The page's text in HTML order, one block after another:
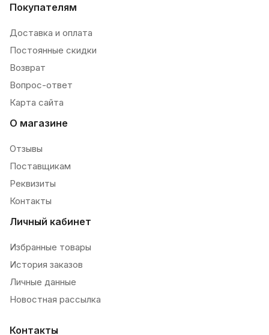
Покупателям
Доставка и оплата
Постоянные скидки
Возврат
Вопрос-ответ
Карта сайта
О магазине
Отзывы
Поставщикам
Реквизиты
Контакты
Личный кабинет
Избранные товары
История заказов
Личные данные
Новостная рассылка
Контакты